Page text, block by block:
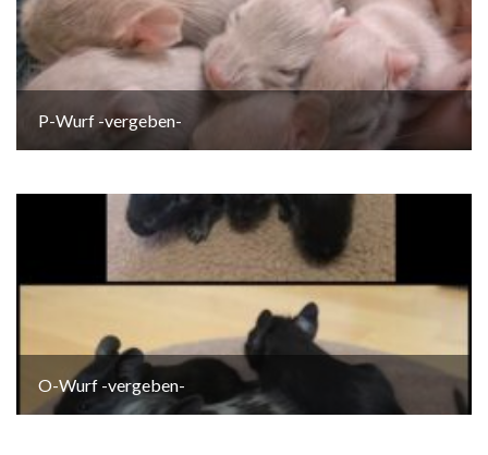
P-Wurf -vergeben-
O-Wurf -vergeben-